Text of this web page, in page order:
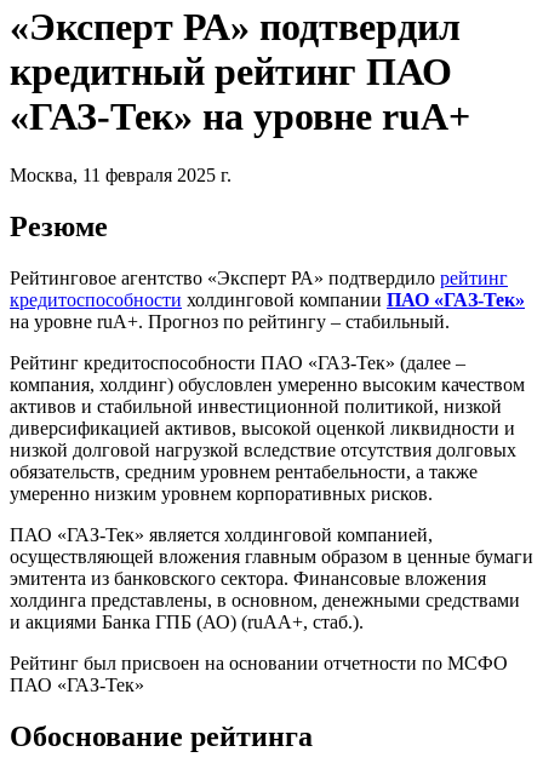
«Эксперт РА» подтвердил
кредитный рейтинг ПАО
«ГАЗ-Тек» на уровне ruA+
Москва, 11 февраля 2025 г.
Резюме
Рейтинговое агентство «Эксперт РА» подтвердило рейтинг
кредитоспособности холдинговой компании ПАО «ГАЗ-Тек»
на уровне ruА+. Прогноз по рейтингу – стабильный.
Рейтинг кредитоспособности ПАО «ГАЗ-Тек» (далее –
компания, холдинг) обусловлен умеренно высоким качеством
активов и стабильной инвестиционной политикой, низкой
диверсификацией активов, высокой оценкой ликвидности и
низкой долговой нагрузкой вследствие отсутствия долговых
обязательств, средним уровнем рентабельности, а также
умеренно низким уровнем корпоративных рисков.
ПАО «ГАЗ-Тек» является холдинговой компанией,
осуществляющей вложения главным образом в ценные бумаги
эмитента из банковского сектора. Финансовые вложения
холдинга представлены, в основном, денежными средствами
и акциями Банка ГПБ (АО) (ruAA+, стаб.).
Рейтинг был присвоен на основании отчетности по МСФО
ПАО «ГАЗ-Тек»
Обоснование рейтинга